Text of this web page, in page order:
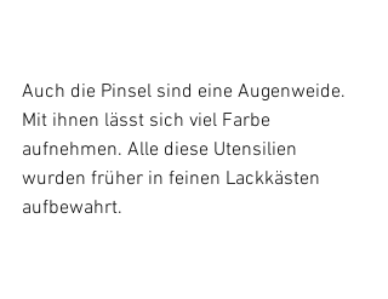
Auch die Pinsel sind eine Augenweide.
Mit ihnen lässt sich viel Farbe
aufnehmen. Alle diese Utensilien
wurden früher in feinen Lackkästen
aufbewahrt.